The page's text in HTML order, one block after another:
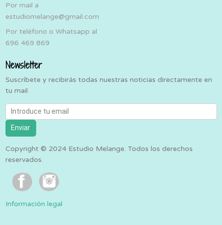
Por mail a
estudiomelange@gmail.com
Por teléfono o Whatsapp al
696 469 869
Newsletter
Suscríbete y recibirás todas nuestras noticias directamente en
tu mail.
Introduce tu email
Enviar
Copyright © 2024 Estudio Melange. Todos los derechos
reservados.
Información legal